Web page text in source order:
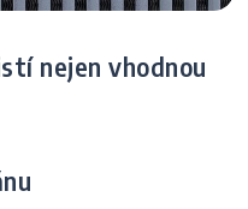
nejen vhodnou